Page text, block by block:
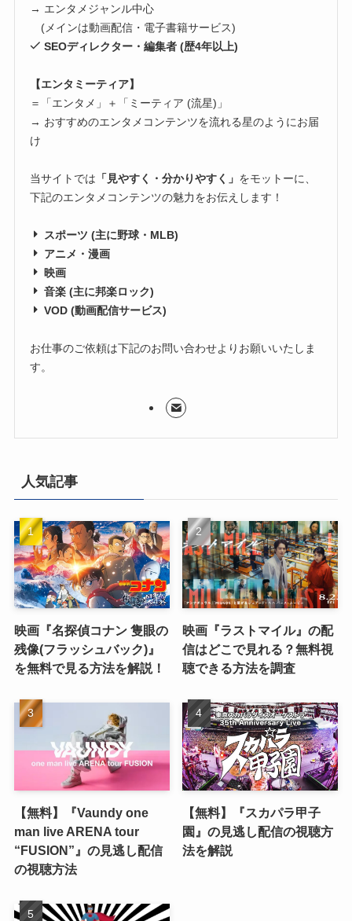
→ エンタメジャンル中心
(メインは動画配信・電子書籍サービス)
SEOディレクター・編集者 (歴4年以上)
【エンタミーティア】
＝「エンタメ」＋「ミーティア (流星)」
→ おすすめのエンタメコンテンツを流れる星のようにお届
け
当サイトでは 「見やすく・分かりやすく」 をモットーに、
下記のエンタメコンテンツの魅力をお伝えします！
スポーツ (主に野球・MLB)
アニメ・漫画
映画
音楽 (主に邦楽ロック)
VOD (動画配信サービス)
お仕事のご依頼は下記のお問い合わせよりお願いいたしま
す。
人気記事
映画『名探偵コナン 隻眼の
残像(フラッシュバック)』
を無料で見る方法を解説！
映画『ラストマイル』の配
信はどこで見れる？無料視
聴できる方法を調査
【無料】『Vaundy one
man live ARENA tour
“FUSION”』の見逃し配信
の視聴方法
【無料】『スカパラ甲子
園』の見逃し配信の視聴方
法を解説